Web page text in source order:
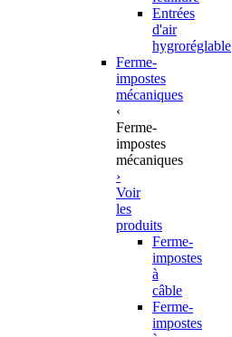
Entrées
d'air
hygroréglable
Ferme-
impostes
mécaniques
‹
Ferme-
impostes
mécaniques
›
Voir
les
produits
Ferme-
impostes
à
câble
Ferme-
impostes